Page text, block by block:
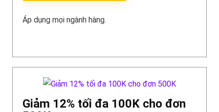
Áp dụng mọi ngành hàng.
Giảm 12% tối đa 100K cho đơn